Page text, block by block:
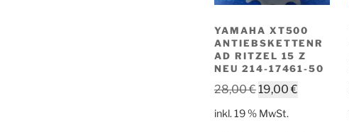
YAMAHA XT500
ANTIEBSKETTENR
AD RITZEL 15 Z
NEU 214-17461-50
28,00€Ursprünglicher
19,00€
inkl. 19 % MwSt.